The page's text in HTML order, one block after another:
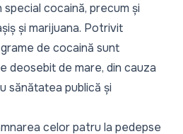
cocaină, precum și
și marijuana. Potrivit
de cocaină sunt
deosebit de mare, din cauza
sănătatea publică și
celor patru la pedepse